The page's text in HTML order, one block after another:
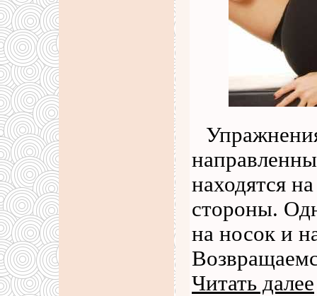
находятся
стороны.
на носок и
Читать далее